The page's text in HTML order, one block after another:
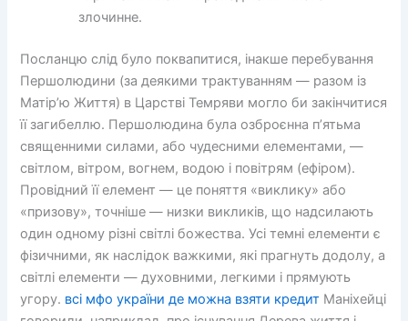
злочинне.
Посланцю слід було поквапитися, інакше перебування
Першолюдини (за деякими трактуванням — разом із
Матір’ю Життя) в Царстві Темряви могло би закінчитися
її загибеллю. Першолюдина була озброєнна п’ятьма
священними силами, або чудесними елементами, —
світлом, вітром, вогнем, водою і повітрям (ефіром).
Провідний її елемент — це поняття «виклику» або
«призову», точніше — низки викликів, що надсилають
один одному різні світлі божества. Усі темні елементи є
фізичними, як наслідок важкими, які прагнуть додолу, а
світлі елементи — духовними, легкими і прямують
угору. всі мфо україни де можна взяти кредит Маніхейці